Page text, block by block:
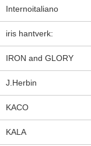
Internoitaliano
iris hantverk:
IRON and GLORY
J.Herbin
KACO
KALA